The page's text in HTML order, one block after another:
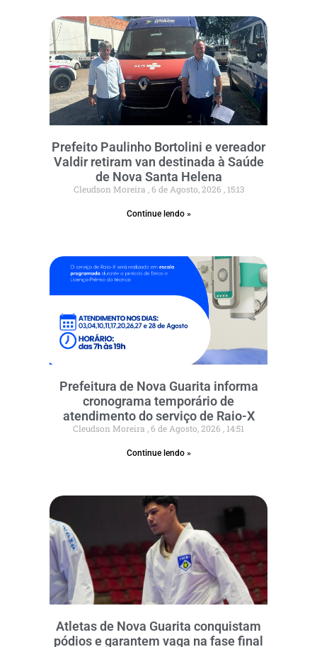
Prefeito Paulinho Bortolini e vereador
Valdir retiram van destinada à Saúde
de Nova Santa Helena
Cleudson Moreira 6 de Agosto, 2026 15:13
Continue lendo »
Prefeitura de Nova Guarita informa
cronograma temporário de
atendimento do serviço de Raio-X
Cleudson Moreira 6 de Agosto, 2026 14:51
Continue lendo »
Atletas de Nova Guarita conquistam
pódios e garantem vaga na fase final